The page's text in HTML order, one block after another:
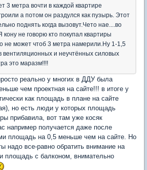
3 метра вочти в каждой квартире
а потом он раздулся как пузырь. Этот
поднять когда вызовут.Чето нае....во
кону не говорю кто покупал квартиры
не может чтоб 3 метра намерили.Ну 1-1,5
вентиляционных и неучтённых силовых
это маразм!!!!
реально у многих в ДДУ была
чем проектная на сайте!!! в итоге у
как площадь в плане на сайте
но есть люди у которых площадь
прибавила, вот там уже косяк
например получается даже после
площадь на 0,5 меньше чем на сайте. Но
надо все-равно обратить внимание на
площадь с балконом, внимательно